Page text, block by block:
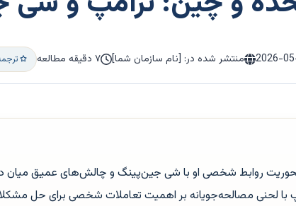
2026- منتشر شده در: [نام سازمان شما] ۷ دقیقه مطالعه
روابط شخصی او با شی جین‌پینگ و چالش‌های عمیق میان
با لحنی مصالحه‌جویانه بر اهمیت تعاملات شخصی برای حل